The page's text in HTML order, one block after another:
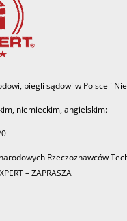
biegli sądowi w Polsce i
niemieckim, angielskim:
Rzeczoznawców
– ZAPRASZA